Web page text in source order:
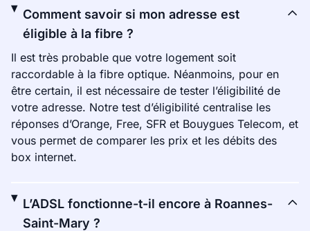
Comment savoir si mon adresse est
éligible à la fibre ?
Il est très probable que votre logement soit
raccordable à la fibre optique. Néanmoins, pour en
être certain, il est nécessaire de tester l’éligibilité de
votre adresse. Notre test d’éligibilité centralise les
réponses d’Orange, Free, SFR et Bouygues Telecom, et
vous permet de comparer les prix et les débits des
box internet.
L’ADSL fonctionne-t-il encore à Roannes-
Saint-Mary ?